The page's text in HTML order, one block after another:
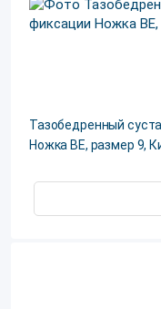
Тазобедренный
Ножка ВЕ, размер 9,